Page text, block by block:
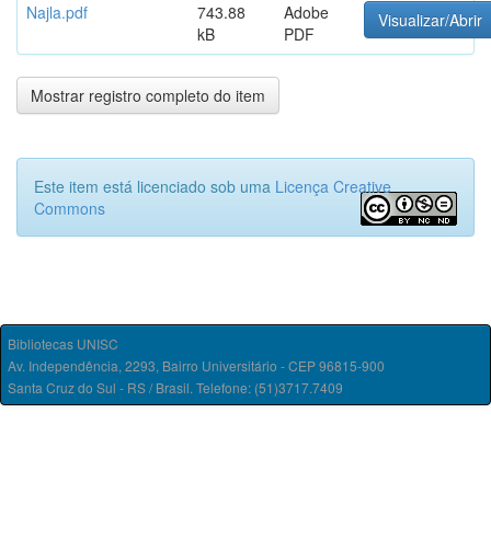
Najla.pdf
743.88
kB
Adobe
PDF
Visualizar/Abrir
Mostrar registro completo do item
Este item está licenciado sob uma Licença Creative
Commons
Bibliotecas UNISC
Av. Independência, 2293, Bairro Universitário - CEP 96815-900
Santa Cruz do Sul - RS / Brasil. Telefone: (51)3717.7409